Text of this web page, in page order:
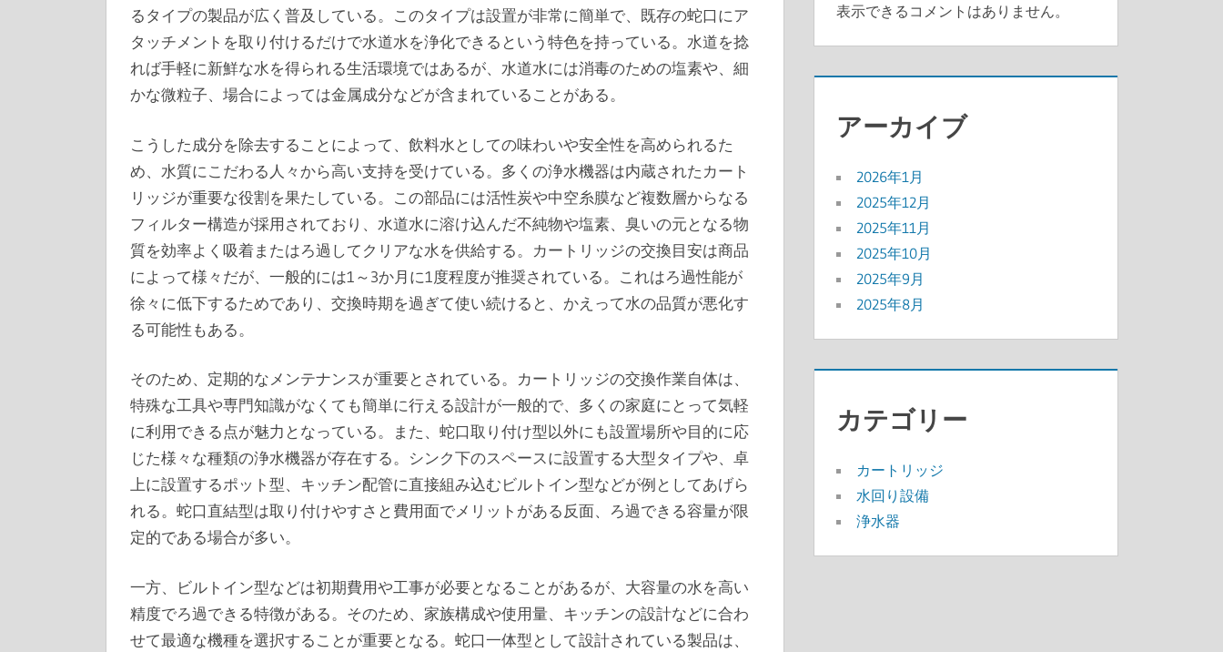
るタイプの製品が広く普及している。このタイプは設置が非常に簡単で、既存の蛇口にア
タッチメントを取り付けるだけで水道水を浄化できるという特色を持っている。水道を捻
れば手軽に新鮮な水を得られる生活環境ではあるが、水道水には消毒のための塩素や、細
かな微粒子、場合によっては金属成分などが含まれていることがある。
こうした成分を除去することによって、飲料水としての味わいや安全性を高められるた
め、水質にこだわる人々から高い支持を受けている。多くの浄水機器は内蔵されたカート
リッジが重要な役割を果たしている。この部品には活性炭や中空糸膜など複数層からなる
フィルター構造が採用されており、水道水に溶け込んだ不純物や塩素、臭いの元となる物
質を効率よく吸着またはろ過してクリアな水を供給する。カートリッジの交換目安は商品
によって様々だが、一般的には1～3か月に1度程度が推奨されている。これはろ過性能が
徐々に低下するためであり、交換時期を過ぎて使い続けると、かえって水の品質が悪化す
る可能性もある。
そのため、定期的なメンテナンスが重要とされている。カートリッジの交換作業自体は、
特殊な工具や専門知識がなくても簡単に行える設計が一般的で、多くの家庭にとって気軽
に利用できる点が魅力となっている。また、蛇口取り付け型以外にも設置場所や目的に応
じた様々な種類の浄水機器が存在する。シンク下のスペースに設置する大型タイプや、卓
上に設置するポット型、キッチン配管に直接組み込むビルトイン型などが例としてあげら
れる。蛇口直結型は取り付けやすさと費用面でメリットがある反面、ろ過できる容量が限
定的である場合が多い。
一方、ビルトイン型などは初期費用や工事が必要となることがあるが、大容量の水を高い
精度でろ過できる特徴がある。そのため、家族構成や使用量、キッチンの設計などに合わ
せて最適な機種を選択することが重要となる。蛇口一体型として設計されている製品は、
表示できるコメントはありません。
アーカイブ
2026年1月
2025年12月
2025年11月
2025年10月
2025年9月
2025年8月
カテゴリー
カートリッジ
水回り設備
浄水器